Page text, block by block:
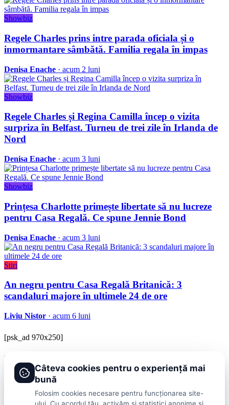
Showbiz
Regele Charles prins intre parada oficiala și o
inmormantare sâmbătă. Familia regala în impas
Denisa Enache · acum 2 luni
Showbiz
Regele Charles și Regina Camilla încep o vizita
surpriza în Belfast. Turneu de trei zile în Irlanda de
Nord
Denisa Enache · acum 3 luni
Showbiz
Prințesa Charlotte primește libertate să nu lucreze
pentru Casa Regală. Ce spune Jennie Bond
Denisa Enache · acum 3 luni
Stiri
An negru pentru Casa Regală Britanică: 3
scandaluri majore în ultimele 24 de ore
Liviu Nistor · acum 6 luni
[psk_ad 970x250]
BRAVOnet
Showbiz, vedete si tot ce misca in lumea mondena
Câteva cookies pentru o experiență mai
bună
Folosim cookies necesare pentru funcționarea site-